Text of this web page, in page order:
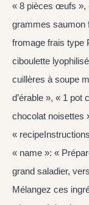
« 8 pièces œufs »,
grammes saumon
fromage frais type
ciboulette
cuillères à soupe
d’érable », « 1 pot
chocolat noisettes
«
« name »: «
grand saladier,
Mélangez ces